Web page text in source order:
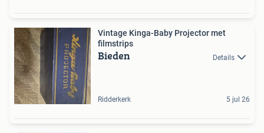
Vintage Kinga-Baby Projector met
filmstrips
Bieden Details
Ridderkerk 5 jul 26